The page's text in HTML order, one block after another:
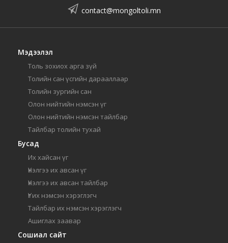
contact@mongoltoli.mn
Мэдээлэл
Толь зохиох арга зүй
Толийн сан үсгийн дарааллаар
Толийн зургийн сан
Олон нийтийн нэмсэн үг
Олон нийтийн нэмсэн тайлбар
Тайлбар толийн тухай
Бусад
Их хайсан үг
Үнэлгээ их авсан үг
Үнэлгээ их авсан тайлбар
Үг их нэмсэн хэрэглэгч
Тайлбар их нэмсэн хэрэглэгч
Ашиглах заавар
Сошиал сайт